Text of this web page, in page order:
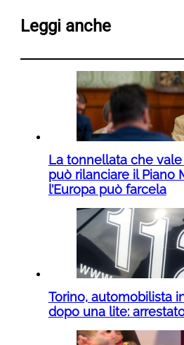
Leggi anche
La tonnellata che
può rilanciare il Piano
l’Europa può farcela
Torino, automobilista
dopo una lite: